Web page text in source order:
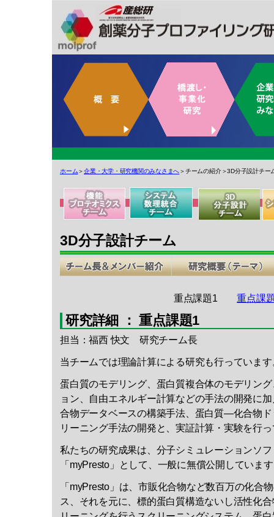
ホーム＞企業・大学・研究機関のみなさまへ＞チームの紹介＞3D分子設計チー
3D分子設計チーム
重点課題1重点課
研究詳細 ： 重点課題1
担当：福西 快文 研究チーム長
当チームでは理論計算による研究も行っています
蛋白質のモデリング、蛋白質複合体のモデリン
ョン、自由エネルギー計算などの手法の開発に
合物データベースの構築手法、蛋白質―化合物
リーニング手法の開発と、実証計算・実験を行
私たちの研究成果は、分子シミュレーションソ
「myPresto」として、一般に無償公開していま
「myPresto」は、市販化合物など数百万の化合
ス、それを元に、標的蛋白質構造ないし活性化